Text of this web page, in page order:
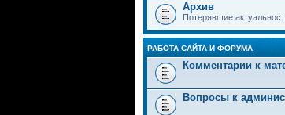
Архив
Потерявшие
РАБОТА САЙТА И ФОРУМА
Комментарии к
Вопросы к